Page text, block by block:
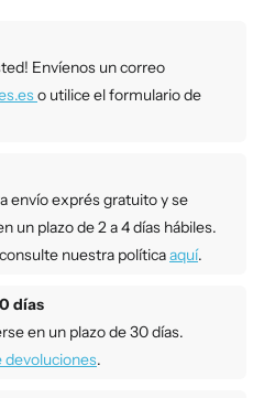
Envíenos un correo
o utilice el formulario de
envío exprés gratuito y se
un plazo de 2 a 4 días hábiles.
nuestra políticaaquí.
días
en un plazo de 30 días.
devoluciones.